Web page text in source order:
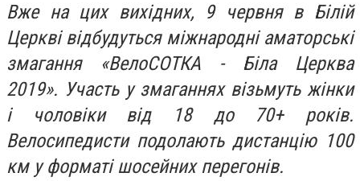
Вже на цих вихідних, 9 червня в Білій
Церкві відбудуться міжнародні аматорські
змагання «ВелоСОТКА - Біла Церква
2019». Участь у змаганнях візьмуть жінки
і чоловіки від 18 до 70+ років.
Велосипедисти подолають дистанцію 100
км у форматі шосейних перегонів.